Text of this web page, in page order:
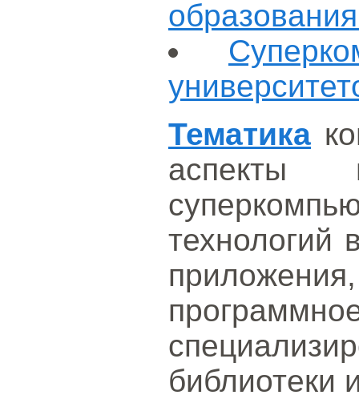
Тематика
аспекты
технологий
библиотеки